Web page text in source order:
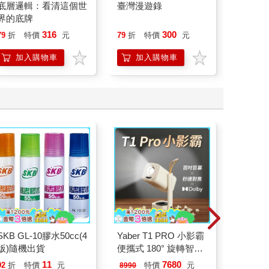
層邏輯：看清這個世
的底牌
折 特價 316 元
加入購物車
臺灣漫遊錄
79 折 特價 300 元
加入購物車
GL-10膠水50cc(4
)隨機出貨
折 特價 11 元
Yaber T1 PRO 小影霸
便攜式 180° 旋轉智能
投影機
8990 特價 7680 元